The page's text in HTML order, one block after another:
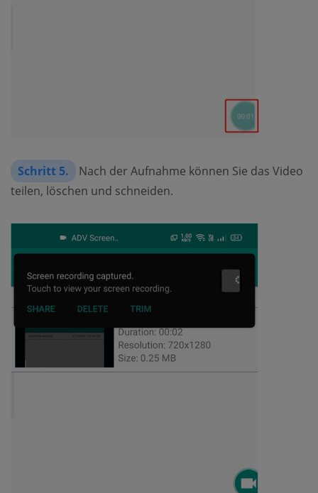
Schritt 5.
Nach der Aufnahme können Sie das Video
teilen, löschen und schneiden.